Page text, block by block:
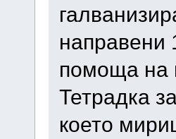
направени
помоща на
Тетрадка
което